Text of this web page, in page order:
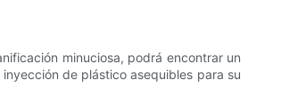
minuciosa, podrá encontrar un
de plástico asequibles para su